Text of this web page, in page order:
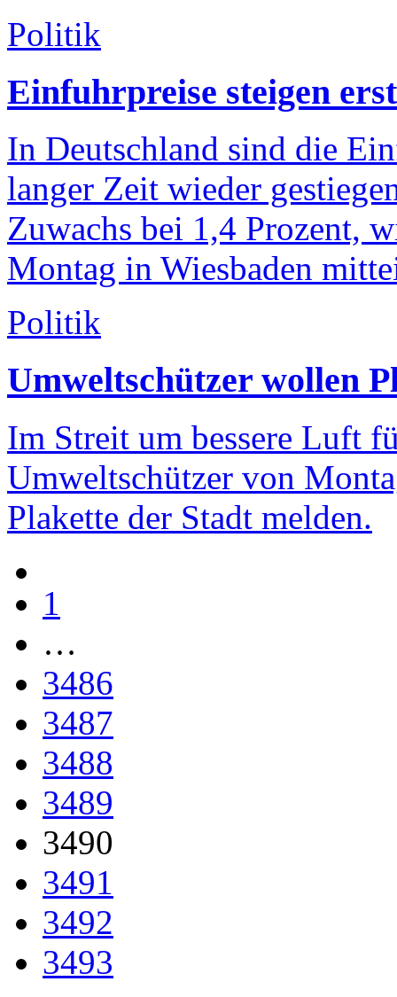
Politik
Einfuhrpreise steigen
In Deutschland sind die
langer Zeit wieder
Zuwachs bei 1,4 Prozent,
Montag in Wiesbaden
Politik
Umweltschützer wollen
Im Streit um bessere Luft
Umweltschützer von
Plakette der Stadt melden.
1
…
3486
3487
3488
3489
3490
3491
3492
3493